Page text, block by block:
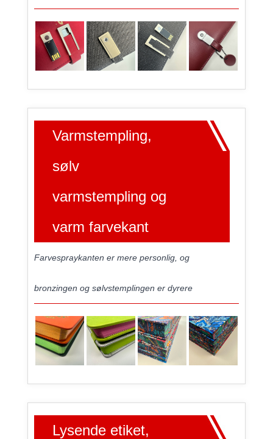
Varmstempling,
sølv
varmstempling og
varm farvekant
Farvespraykanten er mere personlig, og
bronzingen og sølvstemplingen er dyrere
Lysende etiket,